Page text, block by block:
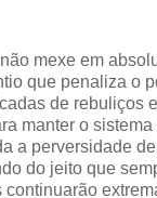
mexe em
que penaliza o
de rebuliços
manter o
a perversidade
do jeito que